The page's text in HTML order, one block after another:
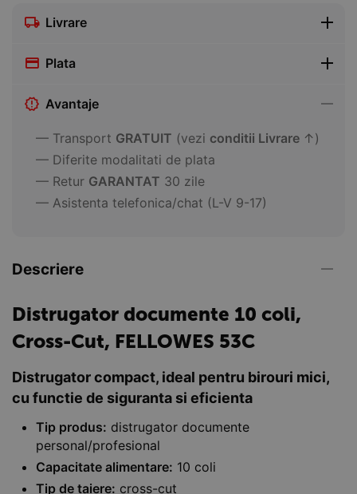
Livrare
Plata
Avantaje
— Transport GRATUIT (vezi conditii Livrare ↑)
— Diferite modalitati de plata
— Retur GARANTAT 30 zile
— Asistenta telefonica/chat (L-V 9-17)
Descriere
Distrugator documente 10 coli,
Cross-Cut, FELLOWES 53C
Distrugator compact, ideal pentru birouri mici,
cu functie de siguranta si eficienta
Tip produs: distrugator documente
personal/profesional
Capacitate alimentare: 10 coli
Tip de taiere: cross-cut